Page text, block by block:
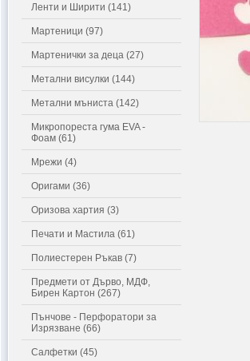
Ленти и Ширити (141)
Мартеници (97)
Мартенички за деца (27)
Метални висулки (144)
Метални мъниста (142)
Микропореста гума EVA -
Фоам (61)
Мрежи (4)
Оригами (36)
Оризова хартия (3)
Печати и Мастила (61)
Полиестерен Ръкав (7)
Предмети от Дърво, МДФ,
Бирен Картон (267)
Пънчове - Перфоратори за
Изрязване (66)
Салфетки (45)